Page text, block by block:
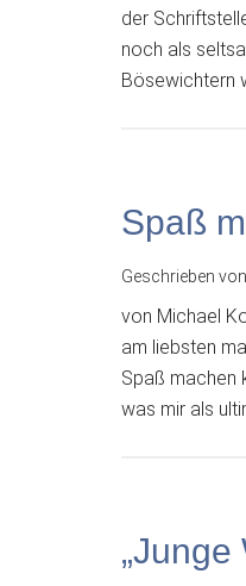
der
noch als
Bösewichtern
Spaß
Geschrieben von
von Michael
am liebsten
Spaß machen
was mir als